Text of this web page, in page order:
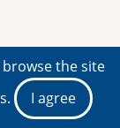
the site
I agree